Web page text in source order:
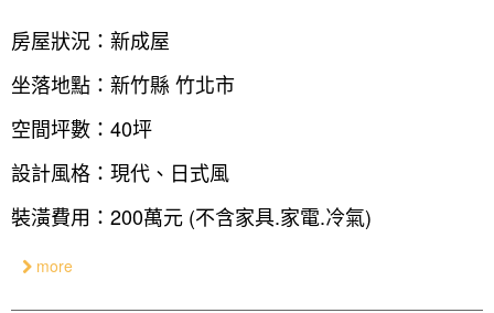
房屋狀況：新成屋
坐落地點：新竹縣 竹北市
空間坪數：40坪
設計風格：現代、日式風
裝潢費用：200萬元 (不含家具.家電.冷氣)
more